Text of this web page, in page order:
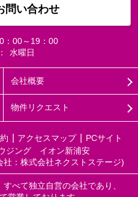
問い合わせ
：00～19：00
水曜日
会社概要
物件リクエスト
アクセスマップ
PCサイト
ジング イオン新浦安
：株式会社ネクストステージ)
べて独立自営の会社であり、